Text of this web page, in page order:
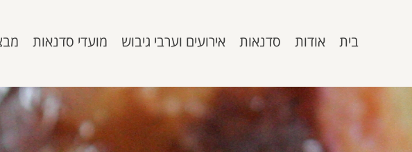
בית אודות סדנאות אירועים וערבי גיבוש מועדי סדנאות